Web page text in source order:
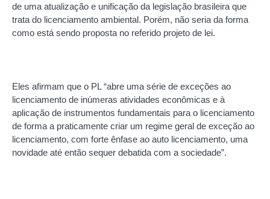
de uma atualização e unificação da legislação brasileira que
trata do licenciamento ambiental. Porém, não seria da forma
como está sendo proposta no referido projeto de lei.
Eles afirmam que o PL “abre uma série de exceções ao
licenciamento de inúmeras atividades econômicas e à
aplicação de instrumentos fundamentais para o licenciamento
de forma a praticamente criar um regime geral de exceção ao
licenciamento, com forte ênfase ao auto licenciamento, uma
novidade até então sequer debatida com a sociedade”.